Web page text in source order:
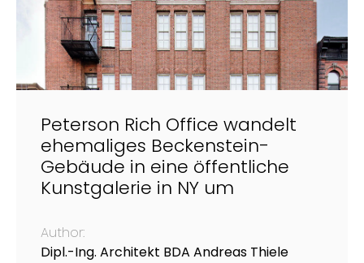
Peterson Rich Office wandelt
ehemaliges Beckenstein-
Gebäude in eine öffentliche
Kunstgalerie in NY um
Author:
Dipl.-Ing. Architekt BDA Andreas Thiele